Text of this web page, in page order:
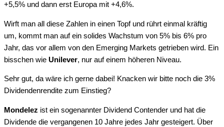
+5,5% und dann erst Europa mit +4,6%.
Wirft man all diese Zahlen in einen Topf und rührt einmal kräftig
um, kommt man auf ein solides Wachstum von 5% bis 6% pro
Jahr, das vor allem von den Emerging Markets getrieben wird. Ein
bisschen wie Unilever, nur auf einem höheren Niveau.
Sehr gut, da wäre ich gerne dabei! Knacken wir bitte noch die 3%
Dividendenrendite zum Einstieg?
Mondelez ist ein sogenannter Dividend Contender und hat die
Dividende die vergangenen 10 Jahre jedes Jahr gesteigert. Über